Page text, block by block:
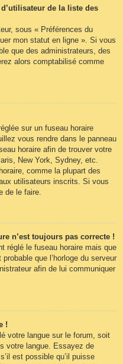
de la liste des
sous « Préférences du
mon statut en ligne ». Si vous
que des administrateurs, des
alors comptabilisé comme
sur un fuseau horaire
vous rendre dans le panneau
horaire afin de trouver votre
New York, Sydney, etc.
comme la plupart des
utilisateurs inscrits. Si vous
de le faire.
n’est toujours pas correcte !
réglé le fuseau horaire mais que
que l’horloge du serveur
afin de lui communiquer
!
votre langue sur le forum, soit
votre langue. Essayez de
est possible qu’il puisse